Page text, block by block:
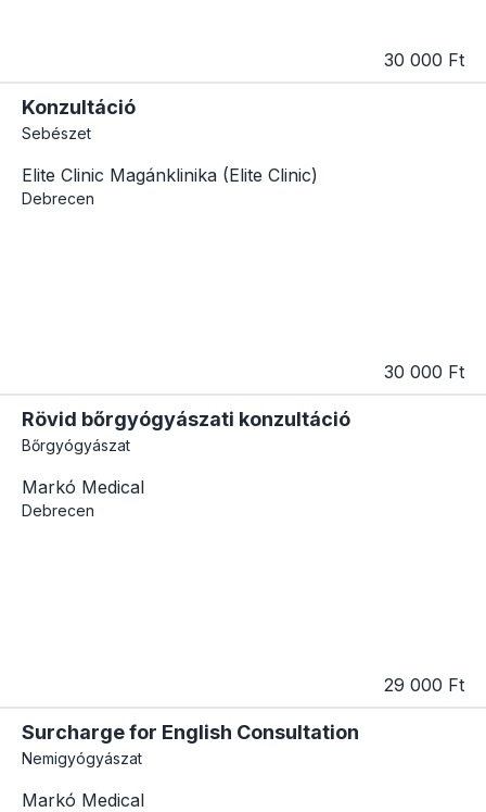
30 000 Ft
Konzultáció
Sebészet
Elite Clinic Magánklinika (Elite Clinic)
Debrecen
30 000 Ft
Rövid bőrgyógyászati konzultáció
Bőrgyógyászat
Markó Medical
Debrecen
29 000 Ft
Surcharge for English Consultation
Nemigyógyászat
Markó Medical